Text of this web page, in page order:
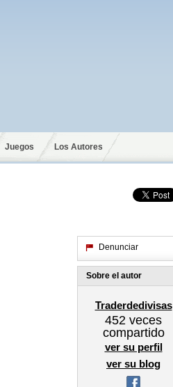
Juegos Los Autores
Denunciar
Sobre el autor
Traderdedivisas
452 veces
compartido
ver su perfil
ver su blog